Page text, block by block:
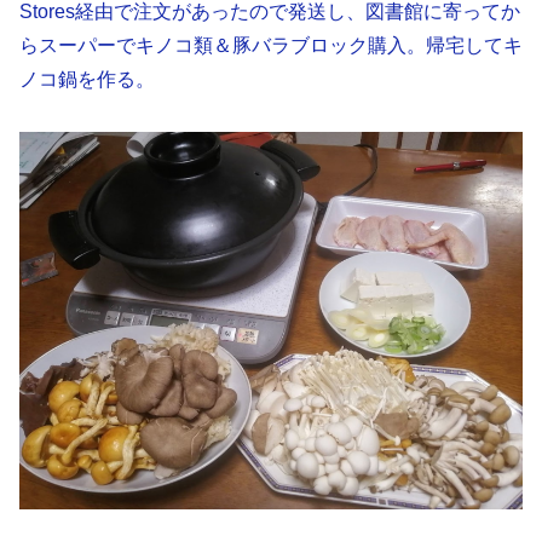
Stores経由で注文があったので発送し、図書館に寄ってか
らスーパーでキノコ類＆豚バラブロック購入。帰宅してキ
ノコ鍋を作る。